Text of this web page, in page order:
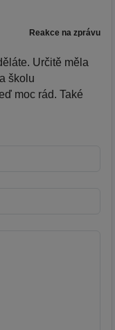
Reakce na zprávu
Určitě měla
školu
moc rád. Také